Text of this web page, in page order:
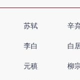
苏轼 辛
李白 白
元稹 柳